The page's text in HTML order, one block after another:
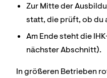
Zur Mitte der
statt, die prüft, ob du
Am Ende steht die
nächster Abschnitt).
In größeren Betrieben